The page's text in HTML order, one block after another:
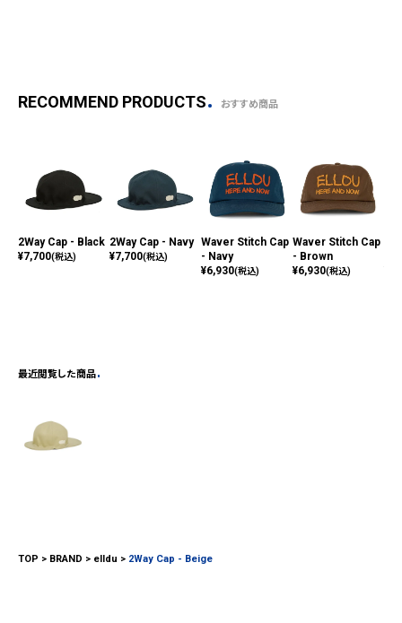
RECOMMEND PRODUCTS おすすめ商品
2Way Cap - Black
¥7,700(税込)
2Way Cap - Navy
¥7,700(税込)
Waver Stitch Cap
- Navy
¥6,930(税込)
Waver Stitch Cap
- Brown
¥6,930(税込)
最近閲覧した商品
TOP BRAND elldu 2Way Cap - Beige